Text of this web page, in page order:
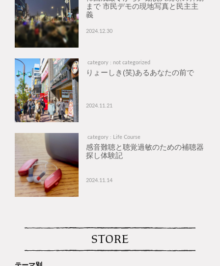
まで 市民デモの現地写真と民主主
義
2024.12.30
category : not categorized
りょーしき(笑)あるあなたの前で
2024.11.21
category : Life Course
感音難聴と聴覚過敏のための補聴器
探し体験記
2024.11.14
STORE